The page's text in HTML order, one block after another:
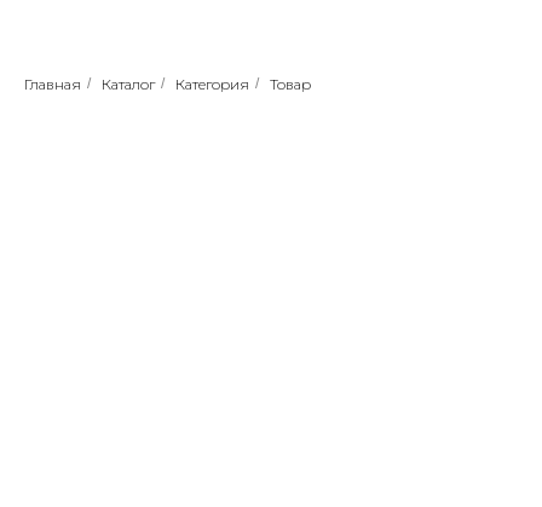
Главная / Каталог / Категория / Товар